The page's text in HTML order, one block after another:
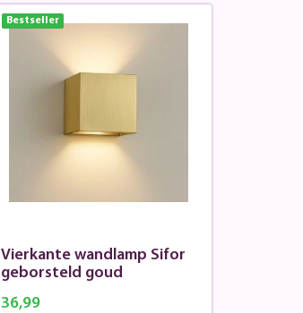
Bestseller
Vierkante wandlamp Sifor
geborsteld goud
36,99